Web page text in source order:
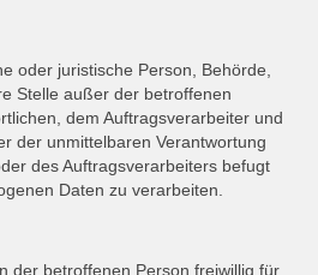
oder juristische Person, Behörde,
Stelle außer der betroffenen
dem Auftragsverarbeiter und
der unmittelbaren Verantwortung
des Auftragsverarbeiters befugt
Daten zu verarbeiten.
der betroffenen Person freiwillig für